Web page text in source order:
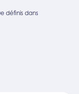
définis dans